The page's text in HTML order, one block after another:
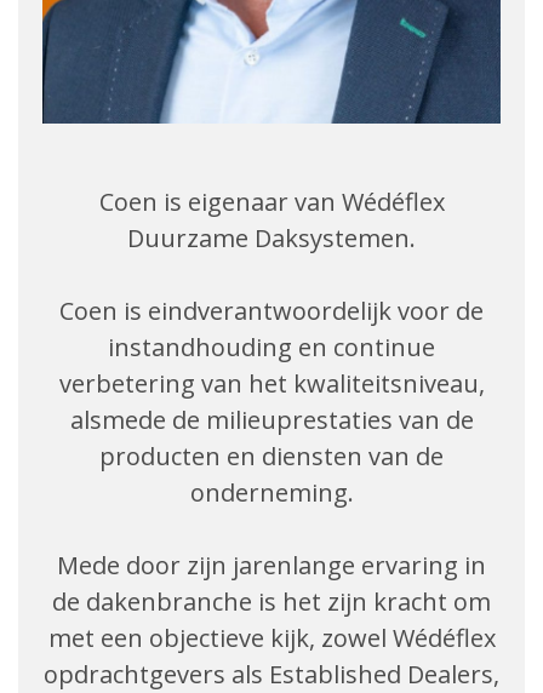
Coen is eigenaar van Wédéflex
Duurzame Daksystemen.
Coen is eindverantwoordelijk voor de
instandhouding en continue
verbetering van het kwaliteitsniveau,
alsmede de milieuprestaties van de
producten en diensten van de
onderneming.
Mede door zijn jarenlange ervaring in
de dakenbranche is het zijn kracht om
met een objectieve kijk, zowel Wédéflex
opdrachtgevers als Established Dealers,